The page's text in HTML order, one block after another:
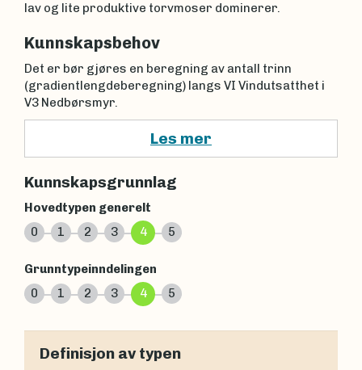
lav og lite produktive torvmoser dominerer.
Kunnskapsbehov
Det er bør gjøres en beregning av antall trinn
(gradientlengdeberegning) langs VI Vindutsatthet i
V3 Nedbørsmyr.
Les mer
Kunnskapsgrunnlag
Hovedtypen generelt
0
1 2 3 4 5
Grunntypeinndelingen
0
1 2 3 4 5
Definisjon av typen